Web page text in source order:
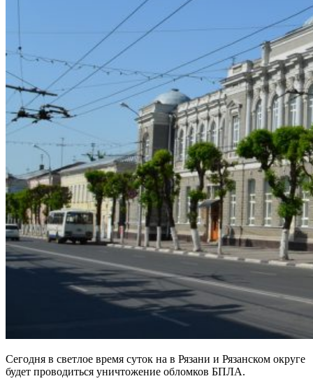
Сегодня в светлое время суток на в Рязани и Рязанском округе
будет проводиться уничтожение обломков БПЛА.